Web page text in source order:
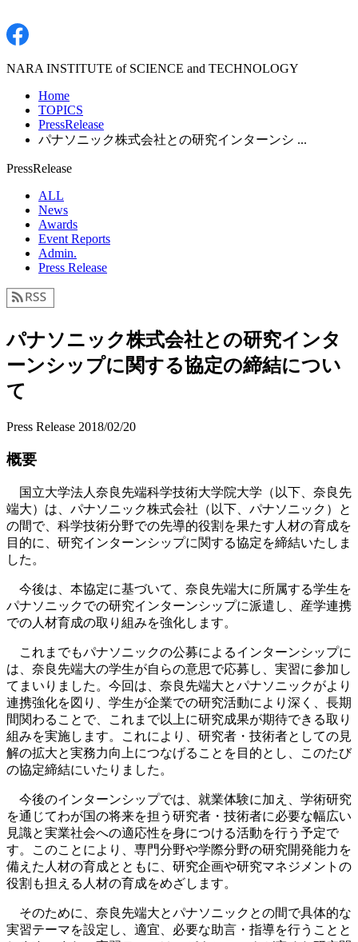
NARA INSTITUTE of SCIENCE and TECHNOLOGY
Home
TOPICS
PressRelease
パナソニック株式会社との研究インターンシ ...
PressRelease
ALL
News
Awards
Event Reports
Admin.
Press Release
パナソニック株式会社との研究インタ
ーンシップに関する協定の締結につい
て
Press Release 2018/02/20
概要
国立大学法人奈良先端科学技術大学院大学（以下、奈良先
端大）は、パナソニック株式会社（以下、パナソニック）と
の間で、科学技術分野での先導的役割を果たす人材の育成を
目的に、研究インターンシップに関する協定を締結いたしま
した。
今後は、本協定に基づいて、奈良先端大に所属する学生を
パナソニックでの研究インターンシップに派遣し、産学連携
での人材育成の取り組みを強化します。
これまでもパナソニックの公募によるインターンシップに
は、奈良先端大の学生が自らの意思で応募し、実習に参加し
てまいりました。今回は、奈良先端大とパナソニックがより
連携強化を図り、学生が企業での研究活動により深く、長期
間関わることで、これまで以上に研究成果が期待できる取り
組みを実施します。これにより、研究者・技術者としての見
解の拡大と実務力向上につなげることを目的とし、このたび
の協定締結にいたりました。
今後のインターンシップでは、就業体験に加え、学術研究
を通じてわが国の将来を担う研究者・技術者に必要な幅広い
見識と実業社会への適応性を身につける活動を行う予定で
す。このことにより、専門分野や学際分野の研究開発能力を
備えた人材の育成とともに、研究企画や研究マネジメントの
役割も担える人材の育成をめざします。
そのために、奈良先端大とパナソニックとの間で具体的な
実習テーマを設定し、適宜、必要な助言・指導を行うことと